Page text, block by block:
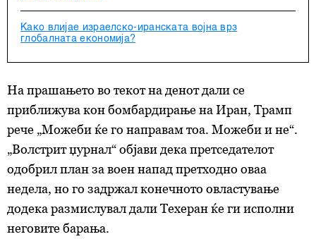
Како влијае израелско-иранската војна врз
глобалната економија?
На прашањето во текот на денот дали се
приближува кон бомбардирање на Иран, Трамп
рече „Можеби ќе го направам тоа. Можеби и не“.
„Волстрит џурнал“ објави дека претседателот
одобрил план за воен напад претходно оваа
недела, но го задржал конечното овластување
додека размислувал дали Техеран ќе ги исполни
неговите барања.